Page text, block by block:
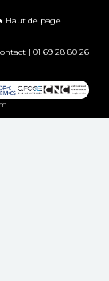
Haut de page
| 01 69 28 80 26